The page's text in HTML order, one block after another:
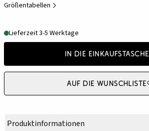
Größentabellen
Lieferzeit 3-5 Werktage
In die Einkaufstasche
Auf die Wunschliste
Produktinformationen